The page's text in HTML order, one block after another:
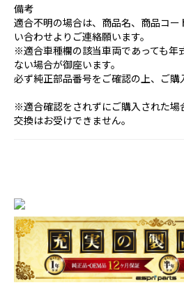
備考
適合不明の場合は、商品名、商品コ
い合わせよりご連絡願います。
※適合車種欄の該当車両であっても年
ない場合が御座います。
必ず純正部品番号をご確認の上、ご購
※適合確認をされずにご購入された場
交換はお受けできません。